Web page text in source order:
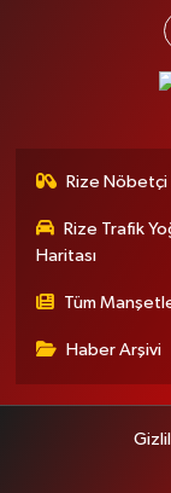
Rize Nöbetçi
Rize Trafik
Haritası
Tüm
Haber Arşivi